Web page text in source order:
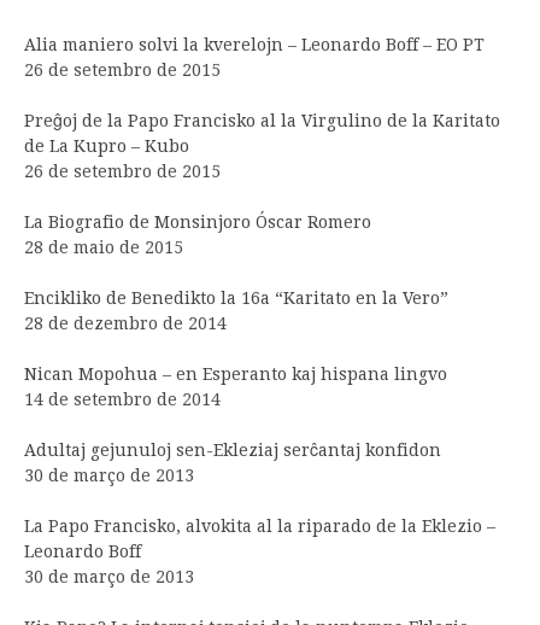
Alia maniero solvi la kverelojn – Leonardo Boff – EO PT
26 de setembro de 2015
Preĝoj de la Papo Francisko al la Virgulino de la Karitato
de La Kupro – Kubo
26 de setembro de 2015
La Biografio de Monsinjoro Óscar Romero
28 de maio de 2015
Encikliko de Benedikto la 16a “Karitato en la Vero”
28 de dezembro de 2014
Nican Mopohua – en Esperanto kaj hispana lingvo
14 de setembro de 2014
Adultaj gejunuloj sen-Ekleziaj serĉantaj konfidon
30 de março de 2013
La Papo Francisko, alvokita al la riparado de la Eklezio –
Leonardo Boff
30 de março de 2013